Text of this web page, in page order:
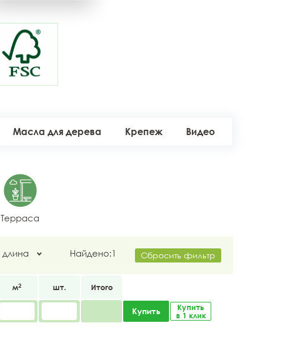
Масла для дерева Крепеж Видео
Терраса
длина Найдено:1 Сбросить фильтр
м2 шт. Итого
Купить
Купить
в 1 клик